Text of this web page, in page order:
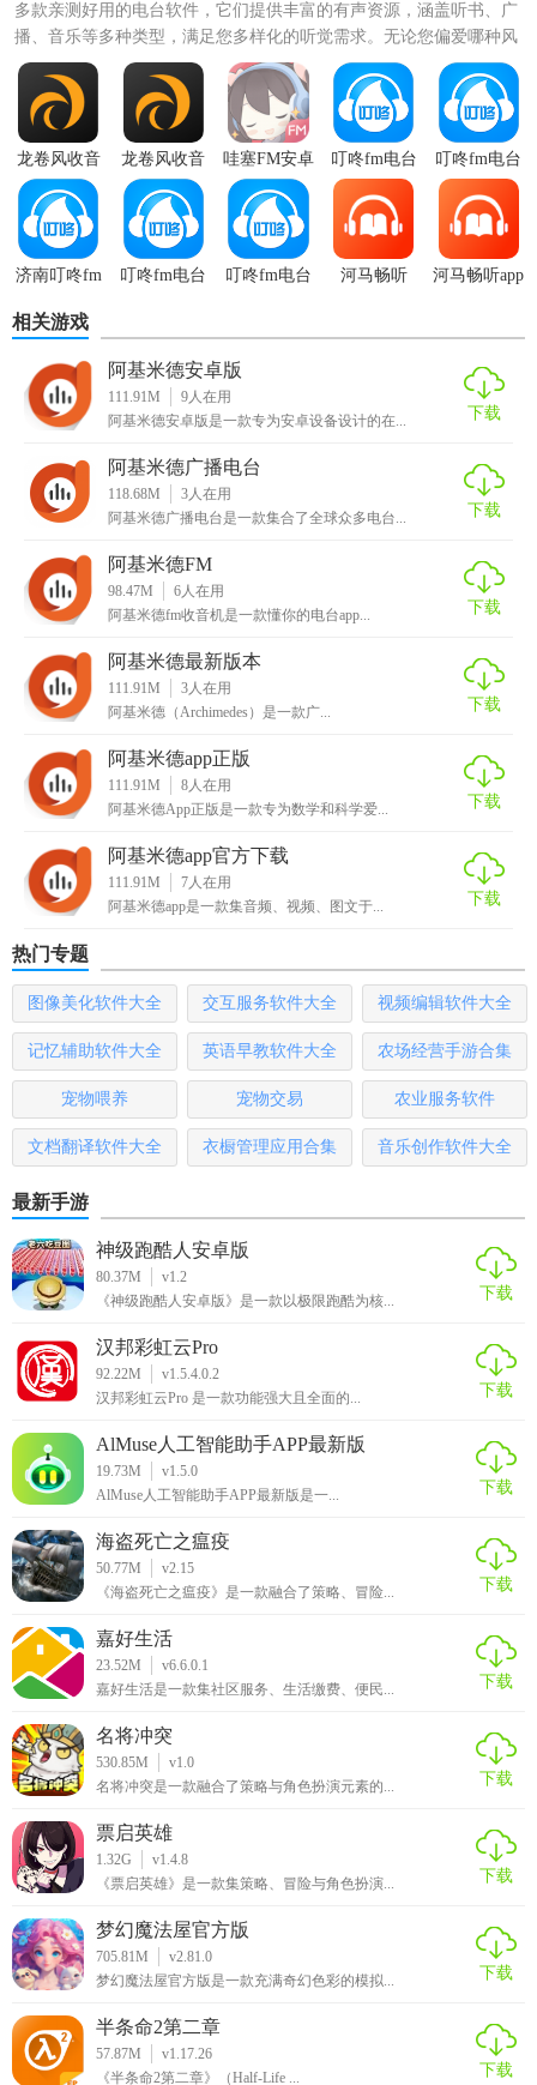
量。
3. 计算引擎：内置数学公式编辑器，支持符号运算、数值计
算及复杂表达式的求解。
4. 动态交互：图形与计算结果联动，修改图形参数即时更新
计算结果。
5. 导出功能：支持将图形及计算结果导出为多种文件格式，
便于分享与展示。
【阿基米德亮点】
1. 直观易用：界面简洁明了，操作直观，无需复杂培训即可
上手。
3. 丰富的图形库：包含大量预设图形模板，满足多样化需
求。
4. 自定义工具：用户可根据需要创建自定义工具集，提高使
用效率。
5. 跨平台支持：支持Windows、Mac及Linux操作系统，兼容性
好。
1. 强大的功能集合：集几何绘图、计算分析于一体，满足多
学科需求。
2. 高效准确：计算速度快，结果准确可靠，适合科研与教学
工作。
3. 学习资源丰富：提供教程、示例库及在线帮助文档，助力
4. 社区支持：拥有活跃的在线社区，用户可交流经验，获取
技术支持。
5. 性价比优：相较于同类软件，阿基米德提供更为丰富的功
能且价格合理。
【阿基米德点评】
阿基米德是一款集实用性、教育性于一体的几何软件，无论
是对于学术研究还是日常教学都极为适用。其直观的界面设
计、强大的计算分析能力以及丰富的功能集合，使得它在同
类软件中脱颖而出，成为数学科学领域不可或缺的工具之
一。
多款亲测好用的电台软件，它们提供丰富的有声资源，涵盖听书、广
播、音乐等多种类型，满足您多样化的听觉需求。无论您偏爱哪种风
格，这里都有精品资源等您...
龙卷风收音
机手机版
龙卷风收音
机最新版本
哇塞FM安卓
版
叮咚fm电台
叮咚fm电台
手机app
济南叮咚fm
叮咚fm电台
叮咚fm电台
河马畅听
河马畅听app
相关游戏
阿基米德安卓版
111.91M 9人在用
阿基米德安卓版是一款专为安卓设备设计的在...
下载
阿基米德广播电台
118.68M 3人在用
阿基米德广播电台是一款集合了全球众多电台...
下载
阿基米德FM
98.47M 6人在用
阿基米德fm收音机是一款懂你的电台app...
下载
阿基米德最新版本
111.91M 3人在用
阿基米德（Archimedes）是一款广...
下载
阿基米德app正版
111.91M 8人在用
阿基米德App正版是一款专为数学和科学爱...
下载
阿基米德app官方下载
111.91M 7人在用
阿基米德app是一款集音频、视频、图文于...
下载
热门专题
图像美化软件大全 交互服务软件大全 视频编辑软件大全
记忆辅助软件大全 英语早教软件大全 农场经营手游合集
宠物喂养 宠物交易 农业服务软件
文档翻译软件大全 衣橱管理应用合集 音乐创作软件大全
最新手游
神级跑酷人安卓版
80.37M
v1.2
《神级跑酷人安卓版》是一款以极限跑酷为核...
下载
汉邦彩虹云Pro
92.22M
v1.5.4.0.2
汉邦彩虹云Pro 是一款功能强大且全面的...
下载
AlMuse人工智能助手APP最新版
19.73M
v1.5.0
AlMuse人工智能助手APP最新版是一...
下载
海盗死亡之瘟疫
50.77M
v2.15
《海盗死亡之瘟疫》是一款融合了策略、冒险...
下载
嘉好生活
23.52M
v6.6.0.1
嘉好生活是一款集社区服务、生活缴费、便民...
下载
名将冲突
530.85M
v1.0
名将冲突是一款融合了策略与角色扮演元素的...
下载
票启英雄
1.32G
v1.4.8
《票启英雄》是一款集策略、冒险与角色扮演...
下载
梦幻魔法屋官方版
705.81M
v2.81.0
梦幻魔法屋官方版是一款充满奇幻色彩的模拟...
下载
半条命2第二章
57.87M
v1.17.26
《半条命2第二章》（Half-Life ...
下载